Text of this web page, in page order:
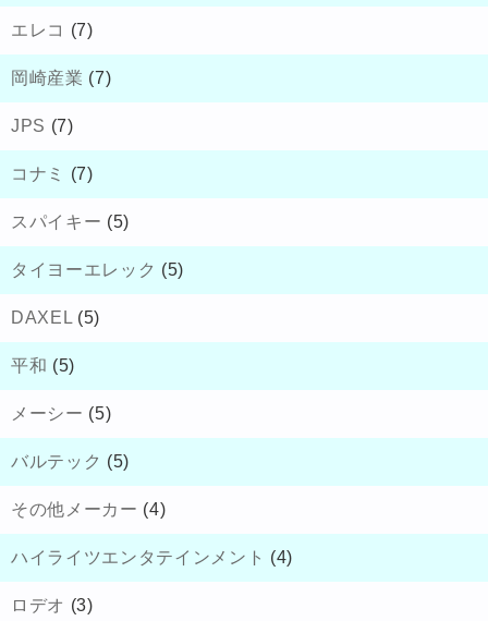
エレコ (7)
岡崎産業 (7)
JPS (7)
コナミ (7)
スパイキー (5)
タイヨーエレック (5)
DAXEL (5)
平和 (5)
メーシー (5)
バルテック (5)
その他メーカー (4)
ハイライツエンタテインメント (4)
ロデオ (3)